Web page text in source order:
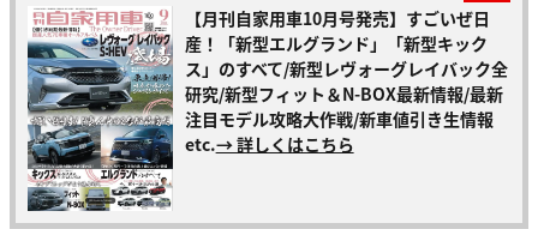
【月刊自家用車10月号発売】すごいぜ日
産！「新型エルグランド」「新型キック
ス」のすべて/新型レヴォーグレイバック全
研究/新型フィット＆N-BOX最新情報/最新
注目モデル攻略大作戦/新車値引き生情報
etc.→ 詳しくはこちら